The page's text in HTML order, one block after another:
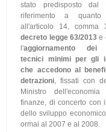
stato predisposto dal
riferimento a quanto
all'articolo 14, comma
decreto legge 63/2013 e
l'aggiornamento dei
tecnici minimi per gli
che accedono al
detrazioni, fissati con
Ministro
finanze, di concerto con
dello sviluppo
ormai al 2007 e al 2008.